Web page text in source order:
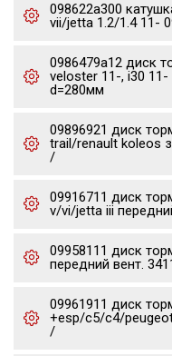
098622a300
vii/jetta 1.2/1.4 11-
0986479a12 диск
veloster 11-, i30
d=280мм
09896921 диск
trail/renault koleos
/
09916711 диск
v/vi/jetta iii
09958111 диск
передний вент.
09961911 диск
+esp/c5/c4/
/